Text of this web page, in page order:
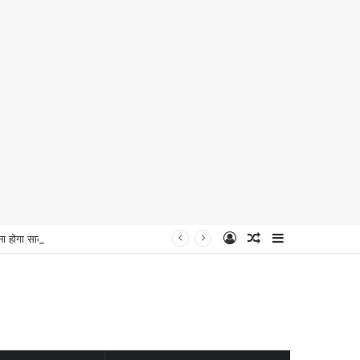
साकार
Random
Log